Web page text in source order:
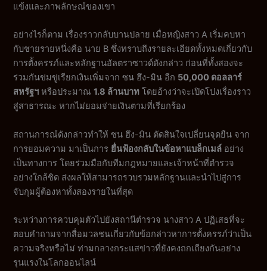
แข้งและภาพลักษณ์ของเขา
อย่างไรก็ตาม เรื่องราวกลับบานปลาย เมื่อหญิงสาว A เริ่มคบหา
กับชายรายหนึ่งคือ นาย B ซึ่งทราบถึงรายละเอียดทั้งหมดเกี่ยวกับ
การตั้งครรภ์และหลักฐานอัลตราซาวด์ดังกล่าว ก่อนที่ทั้งสองจะ
ร่วมกันข่มขู่เรียกเงินเพิ่มจาก ซน ฮึง-มิน อีก 50,000 ดอลลาร์
สหรัฐฯ หรือประมาณ1.8 ล้านบาท โดยอ้างว่าจะเปิดโปงเรื่องราว
สู่สาธารณะ หากไม่ยอมจ่ายเงินตามที่เรียกร้อง
สถานการณ์ดังกล่าวทำให้ ซน ฮึง-มิน ตัดสินใจเปลี่ยนจุดยืน จาก
การยอมความ มาเป็นการ ยื่นฟ้องกลับในข้อหาแบล็กเมล์ อย่าง
เป็นทางการ โดยร่วมมือกับทีมกฎหมายและเจ้าหน้าที่ตำรวจ
อย่างใกล้ชิด ส่งผลให้สามารถรวบรวมหลักฐานและนำไปสู่การ
จับกุมผู้ต้องหาทั้งสองรายในที่สุด
ระหว่างการควบคุมตัวไปยังสถานีตำรวจ นางสาว A ปฏิเสธที่จะ
ตอบคำถามจากสื่อมวลชนเกี่ยวกับข้อกล่าวหาการตั้งครรภ์ว่าเป็น
ความจริงหรือไม่ ท่ามกลางกระแสข่าวที่ยังคงถกเถียงกันอย่าง
รุนแรงในโลกออนไลน์